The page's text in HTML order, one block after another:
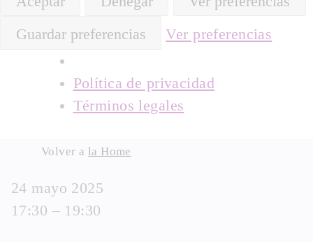
Guardar preferencias
Ver preferencias
Política de privacidad
Términos legales
content
Volver a la Home
24 mayo 2025
17:30 – 19:30